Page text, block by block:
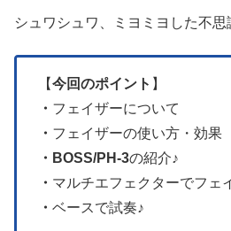
シュワシュワ、ミヨミヨした不
【今回のポイント 】
・ フェイザーについて
・ フェイザーの使い方・効果
・BOSS/PH-3の紹介♪
・ マルチエフェクターでフェ
・ ベースで試奏♪